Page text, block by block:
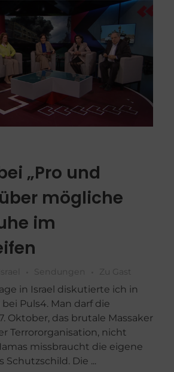
„Pro und
mögliche
im
Israel Sendungen Zu Gast
in Israel diskutierte ich in
Puls4. Man darf die
Oktober, das brutale Massaker
Terrororganisation, nicht
missbraucht die eigene
Schutzschild. Die ...